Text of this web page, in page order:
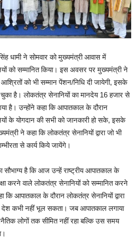
धामी ने सोमवार को मुख्यमंत्री आवास में
को सम्मानित किया। इस अवसर पर मुख्यमंत्री ने
को भी सम्मान पेंशन/निधि दी जायेगी, इसके
चुका है। लोकतंत्र सेनानियों का मानदेय 16 हजार से
है। उन्होंने कहा कि आपातकाल के दौरान
के योगदान की सभी को जानकारी हो सके, इसके
ने कहा कि लोकतंत्र सेनानियों द्वारा जो भी
से कार्य किये जायेंगे।
सौभाग्य है कि आज उन्हें राष्ट्रीय आपातकाल के
करने वाले लोकतंत्र सेनानियों को सम्मानित करने
आपातकाल के दौरान लोकतंत्र सेनानियों द्वारा
देश कभी नहीं भूल सकता। जब आपातकाल लगाया
लोगों तक सीमित नहीं रहा बल्कि उस समय